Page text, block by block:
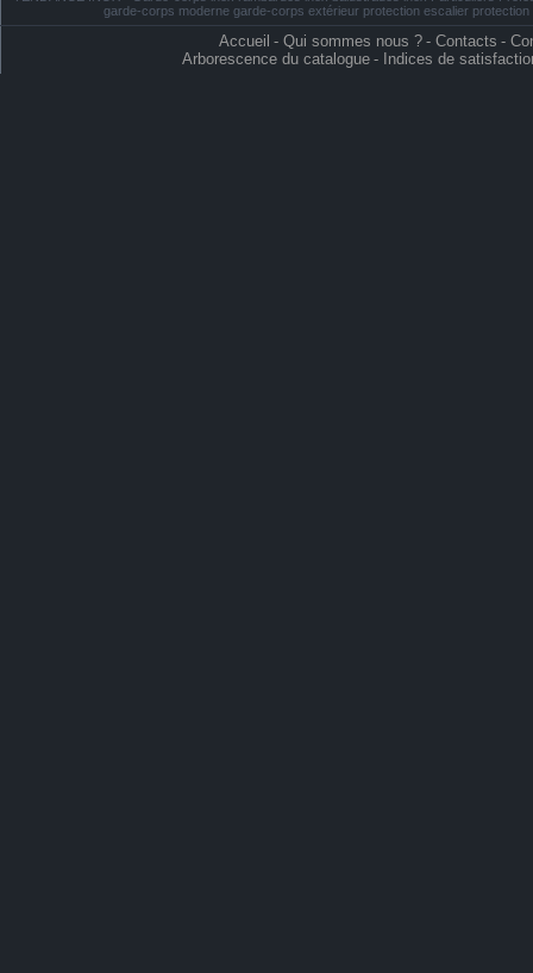
garde-corps moderne garde-corps extérieur protection escalier
Accueil - Qui sommes nous ? - Contacts -
Arborescence du catalogue - Indices de